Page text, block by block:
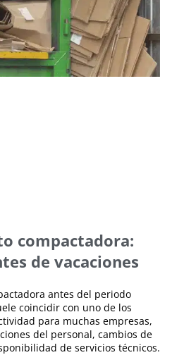
compactadora:
de vacaciones
antes del periodo
coincidir con uno de los
para muchas empresas,
del personal, cambios de
de servicios técnicos.